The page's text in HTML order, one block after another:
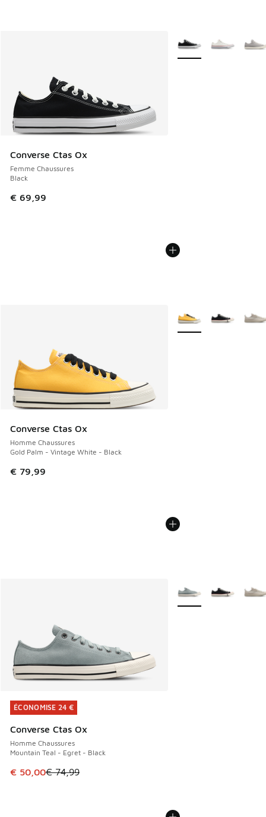
Converse Ctas Ox
Femme Chaussures
Black
€ 69,99
Plus de couleurs
Converse Ctas Ox
Homme Chaussures
Gold Palm - Vintage White - Black
€ 79,99
Plus de couleurs
ÉCONOMISE 24 €
Converse Ctas Ox
Homme Chaussures
Mountain Teal - Egret - Black
Cet article est en promotion. Prix en baisse de € 74,99 à
€ 50,00€ 74,99
ÉCONOMISE 24 €
Plus de couleurs